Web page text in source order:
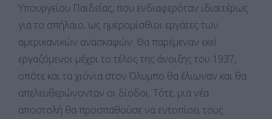
Υπουργείου Παιδείας, που ενδιαφερόταν ιδιαιτέρως
για το σπήλαιο, ως ημερομίσθιοι εργάτες των
αμερικανικών ανασκαφών. Θα παρέμεναν εκεί
εργαζόμενοι μέχρι το τέλος της άνοιξης του 1937,
οπότε και τα χιόνια στον Όλυμπο θα έλιωναν και θα
απελευθερώνονταν οι δίοδοι. Τότε, μια νέα
αποστολή θα προσπαθούσε να εντοπίσει τους